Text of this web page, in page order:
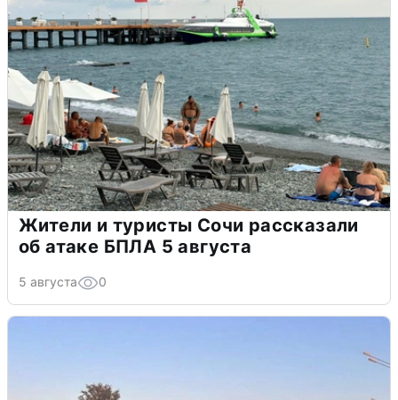
Жители и туристы Сочи рассказали
об атаке БПЛА 5 августа
5 августа 0